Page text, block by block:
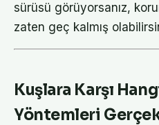
sürüsü görüyorsanız,
zaten geç kalmış
Kuşlara Karşı
Yöntemleri